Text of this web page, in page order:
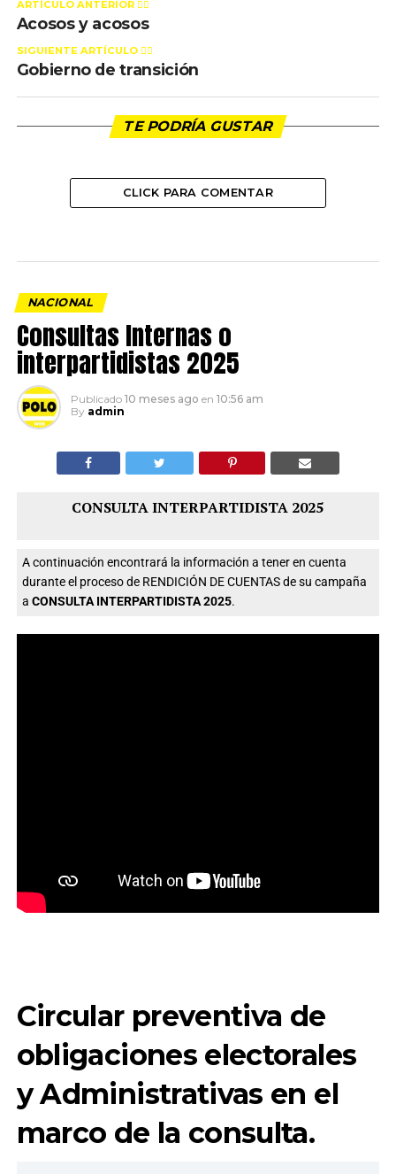
ARTÍCULO ANTERIOR 👉🏻
Acosos y acosos
SIGUIENTE ARTÍCULO 👈🏻
Gobierno de transición
TE PODRÍA GUSTAR
CLICK PARA COMENTAR
NACIONAL
Consultas Internas o
interpartidistas 2025
Publicado 10 meses ago en 10:56 am
By admin
CONSULTA INTERPARTIDISTA 2025
A continuación encontrará la información a tener en cuenta
durante el proceso de RENDICIÓN DE CUENTAS de su campaña
a CONSULTA INTERPARTIDISTA 2025.
Circular preventiva de
obligaciones electorales
y Administrativas en el
marco de la consulta.